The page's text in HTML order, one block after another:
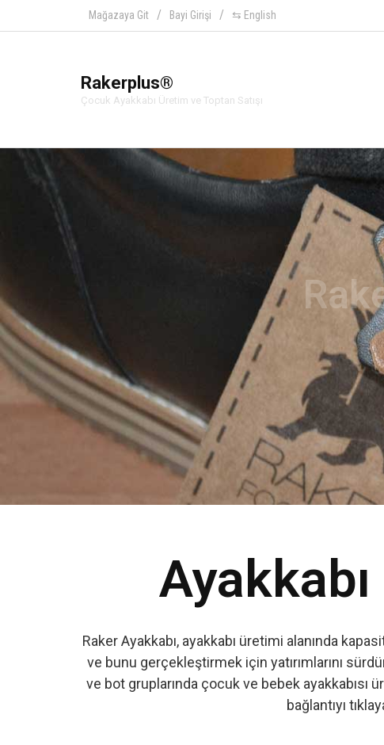
Mağazaya Git Bayi Girişi ⇆ English
Rakerplus®
Çocuk Ayakkabı Üretim ve Toptan Satışı
Hakiki deriden üretilen
Raker Ayakkabı, ayakkabı üretimi alanında
ve bunu gerçekleştirmek için yatırımlarını
ve bot gruplarında çocuk ve bebek ayakkabısı
bağlantıyı